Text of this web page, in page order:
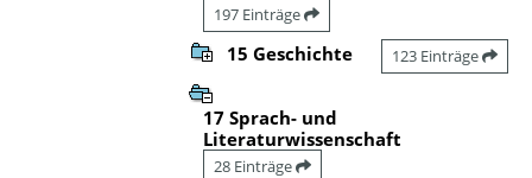
197 Einträge
15 Geschichte 123 Einträge
17 Sprach- und
Literaturwissenschaft
28 Einträge